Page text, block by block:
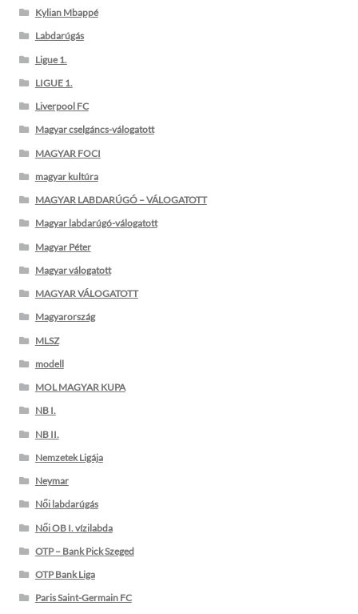
Kylian Mbappé
Labdarúgás
Ligue 1.
LIGUE 1.
Liverpool FC
Magyar cselgáncs-válogatott
MAGYAR FOCI
magyar kultúra
MAGYAR LABDARÚGÓ – VÁLOGATOTT
Magyar labdarúgó-válogatott
Magyar Péter
Magyar válogatott
MAGYAR VÁLOGATOTT
Magyarország
MLSZ
modell
MOL MAGYAR KUPA
NB I.
NB II.
Nemzetek Ligája
Neymar
Női labdarúgás
Női OB I. vízilabda
OTP – Bank Pick Szeged
OTP Bank Liga
Paris Saint-Germain FC